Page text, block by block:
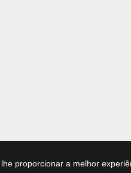
proporcionar a melhor